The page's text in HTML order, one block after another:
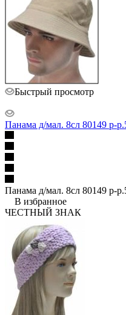
Быстрый просмотр
Панама д/мал. 8сл 80149 р-
Панама д/мал. 8сл 80149 р-
В избранное
ЧЕСТНЫЙ ЗНАК